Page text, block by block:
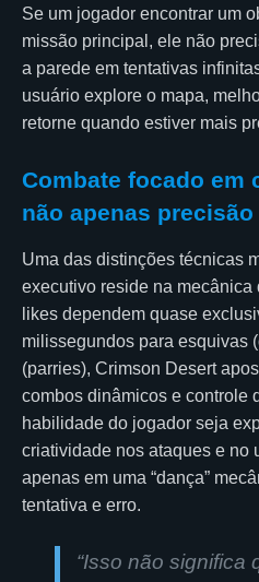
Se um jogador encontrar um
missão principal, ele não
a parede em tentativas
usuário explore o mapa,
retorne quando estiver mais
Combate focado em
não apenas precisão
Uma das distinções técnicas
executivo reside na
likes dependem quase
milissegundos para esquivas
(parries), Crimson Desert
combos dinâmicos e controle
habilidade do jogador seja
criatividade nos ataques e no
apenas em uma “dança”
tentativa e erro.
“Isso não significa